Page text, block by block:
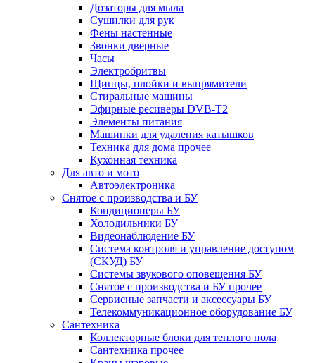
Дозаторы для мыла
Сушилки для рук
Фены настенные
Звонки дверные
Часы
Электробритвы
Щипцы, плойки и выпрямители
Стиральные машины
Эфирные ресиверы DVB-T2
Элементы питания
Машинки для удаления катышков
Техника для дома прочее
Кухонная техника
Для авто и мото
Автоэлектроника
Снятое с производства и БУ
Кондиционеры БУ
Холодильники БУ
Видеонаблюдение БУ
Система контроля и управление доступом
(СКУД) БУ
Системы звукового оповещения БУ
Снятое с производства и БУ прочее
Сервисные запчасти и аксессуары БУ
Телекоммуникационное оборудование БУ
Сантехника
Коллекторные блоки для теплого пола
Сантехника прочее